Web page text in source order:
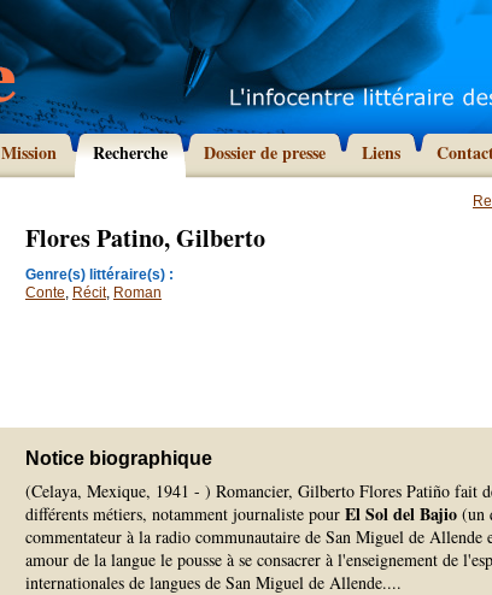
Mission Recherche Dossier de presse Liens
Flores Patino, Gilberto
Genre(s) littéraire(s) :
Conte, Récit, Roman
Notice biographique
(Celaya, Mexique, 1941 - ) Romancier, Gilberto Flores Patiño fait
différents métiers, notamment journaliste pour El Sol del Bajio (un
commentateur à la radio communautaire de San Miguel de
amour de la langue le pousse à se consacrer à l'enseignement de
internationales de langues de San Miguel de Allende....